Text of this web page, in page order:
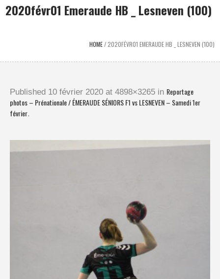
2020févr01 Emeraude HB _ Lesneven (100)
HOME/2020FÉVR01 EMERAUDE HB _ LESNEVEN (100)
Published 10 février 2020 at 4898×3265 in Reportage
photos – Prénationale / ÉMERAUDE SÉNIORS F1 vs LESNEVEN – Samedi 1er
février.